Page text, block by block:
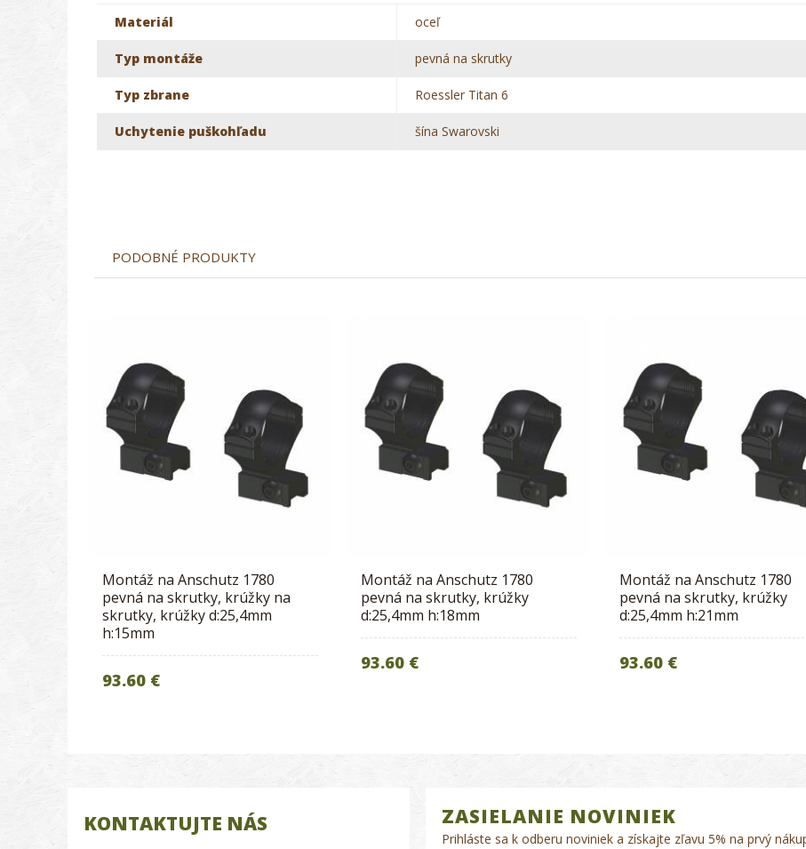
Materiál oceľ
Typ montáže pevná na skrutky
Typ zbrane Roessler Titan 6
Uchytenie puškohľadu šína Swarovski
PODOBNÉ PRODUKTY
Montáž na Anschutz 1780
pevná na skrutky, krúžky na
skrutky, krúžky d:25,4mm
h:15mm
93.60 €
Montáž na Anschutz 1780
pevná na skrutky, krúžky
d:25,4mm h:18mm
93.60 €
Montáž na Anschutz 1780
pevná na skrutky, krúžky
d:25,4mm h:21mm
93.60 €
KONTAKTUJTE NÁS ZASIELANIE NOVINIEK
Prihláste sa k odberu noviniek a získajte zľavu 5% na prvý